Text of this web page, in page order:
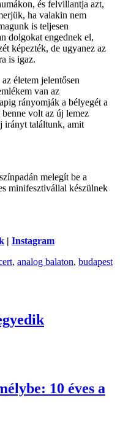
és felvillantja azt,
ha valakin nem
is teljesen
dolgokat engednek el,
képezték, de ugyanez az
is igaz.
életem jelentősen
van az
rányomják a bélyegét a
volt az új lemez
irányt találtunk, amit
színpadán melegít be a
minifesztivállal készülnek
| Instagram
, analog balaton, budapest
10 éves a